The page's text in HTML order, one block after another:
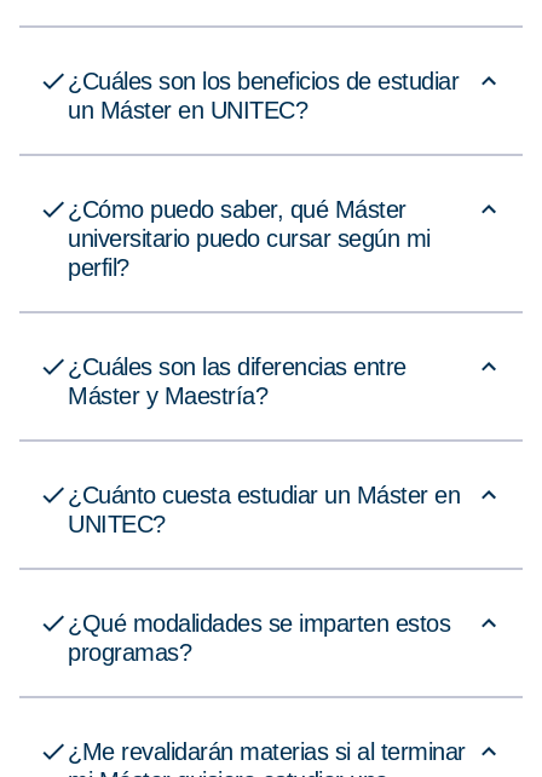
¿Cuáles son los beneficios de estudiar
un Máster en UNITEC?
¿Cómo puedo saber, qué Máster
universitario puedo cursar según mi
perfil?
¿Cuáles son las diferencias entre
Máster y Maestría?
¿Cuánto cuesta estudiar un Máster en
UNITEC?
¿Qué modalidades se imparten estos
programas?
¿Me revalidarán materias si al terminar